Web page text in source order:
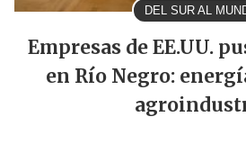
DEL SUR AL
Empresas de EE.UU.
en Río Negro: